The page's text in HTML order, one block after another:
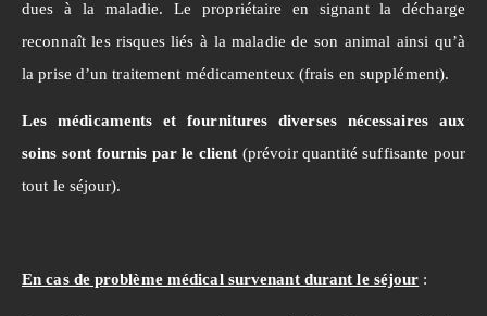
dues à la maladie. Le propriétaire en signant la décharge
reconnaît les risques liés à la maladie de son animal ainsi qu’à
la prise d’un traitement médicamenteux (frais en supplément).
Les médicaments et fournitures diverses nécessaires aux
soins sont fournis par le client (prévoir quantité suffisante pour
tout le séjour).
En cas de problème médical survenant durant le séjour :